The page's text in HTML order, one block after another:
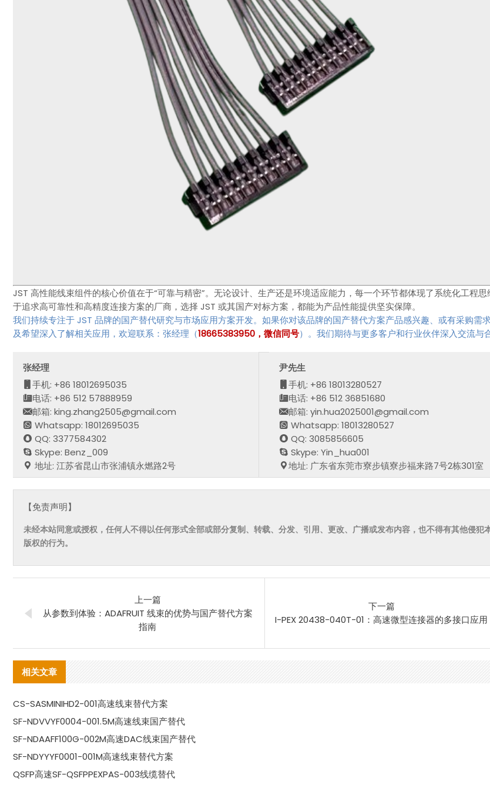
JST 高性能线束组件的核心价值在于“可靠与精密”。无论设计、生产还是环境适应能力，每一个环节都体现了系统化工程思
于追求高可靠性和高精度连接方案的厂商，选择 JST 或其国产对标方案，都能为产品性能提供坚实保障。
我们持续专注于 JST 品牌的国产替代研究与市场应用方案开发。如果你对该品牌的国产替代方案产品感兴趣、或有采购需
及希望深入了解相关应用，欢迎联系：张经理（18665383950，微信同号）。我们期待与更多客户和行业伙伴深入交流与合
张经理
手机: +86 18012695035
电话: +86 512 57888959
邮箱: king.zhang2505@gmail.com
Whatsapp: 18012695035
QQ: 3377584302
Skype: Benz_009
地址: 江苏省昆山市张浦镇永燃路2号
尹先生
手机: +86 18013280527
电话: +86 512 36851680
邮箱: yin.hua2025001@gmail.com
Whatsapp: 18013280527
QQ: 3085856605
Skype: Yin_hua001
地址: 广东省东莞市寮步镇寮步福来路7号2栋301室
【免责声明】
未经本站同意或授权，任何人不得以任何形式全部或部分复制、转载、分发、引用、更改、广播或发布内容，也不得有其他侵犯
版权的行为。
上一篇
从参数到体验：ADAFRUIT 线束的优势与国产替代方案
指南
下一篇
I-PEX 20438-040T-01：高速微型连接器的多接口应用
相关文章
CS-SASMINIHD2-001高速线束替代方案
SF-NDVVYF0004-001.5M高速线束国产替代
SF-NDAAFF100G-002M高速DAC线束国产替代
SF-NDYYYF0001-001M高速线束替代方案
QSFP高速SF-QSFPPEXPAS-003线缆替代